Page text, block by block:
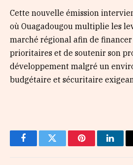
Cette nouvelle émission
où Ouagadougou multiplie les
marché régional afin de financer
prioritaires et de soutenir son
développement malgré un
budgétaire et sécuritaire
FacebookTwitter Pinterest